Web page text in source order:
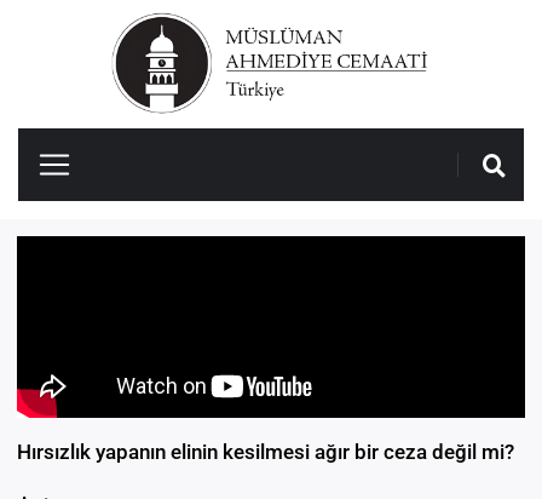
Hırsızlık yapanın elinin kesilmesi ağır bir ceza değil mi?